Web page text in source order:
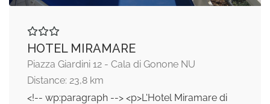
HOTEL MIRAMARE
Piazza Giardini 12 - Cala di Gonone NU
Distance: 23,8 km
<!-- wp:paragraph --> <p>L'Hotel Miramare di